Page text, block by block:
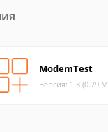
ModemTest
Версия: 1.3 (0.79